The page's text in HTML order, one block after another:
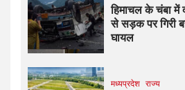
हिमाचल के चंबा में
से सड़क पर गिरी
घायल
मध्यप्रदेश राज्य